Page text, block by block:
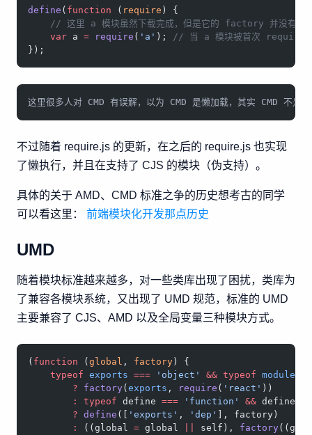
define ( function ( require ) {
// 这里 a 模块虽然下载完成，但是它的 factory 并没有执
    var
a = require ( 'a' );
// 当 a 模块被首次 require
});
这里很多人对 CMD 有误解，以为 CMD 是懒加载，其实 CMD 不是
不过随着 require.js 的更新，在之后的 require.js 也实现
了懒执行，并且在支持了 CJS 的模块（伪支持）。
具体的关于 AMD、CMD 标准之争的历史想考古的同学
可以看这里： 前端模块化开发那点历史
UMD
随着模块标准越来越多，对一些类库出现了困扰，类库为
了兼容各模块系统，又出现了 UMD 规范，标准的 UMD
主要兼容了 CJS、AMD 以及全局变量三种模块方式。
( function (global , factory ) {
    typeof
exports === 'object' && typeof module
        ?
factory(exports , require ( 'react' ))
        :
typeof define === 'function' &&
        ?
define ([ 'exports' , 'dep'
], factory)
        :
((global = global self), factory